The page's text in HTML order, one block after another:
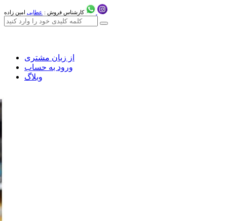
کارشناس فروش : عطایی امین زاده
از زبان مشتری
ورود به حساب
وبلاگ